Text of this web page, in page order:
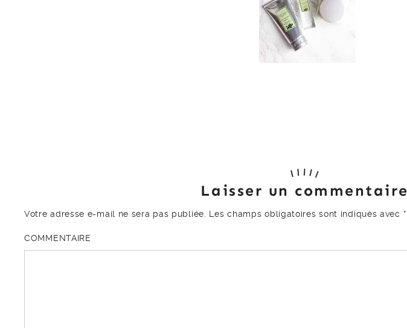
Laisser un commentaire
Votre adresse e-mail ne sera pas publiée. Les champs obligatoires sont indiqués avec *
COMMENTAIRE